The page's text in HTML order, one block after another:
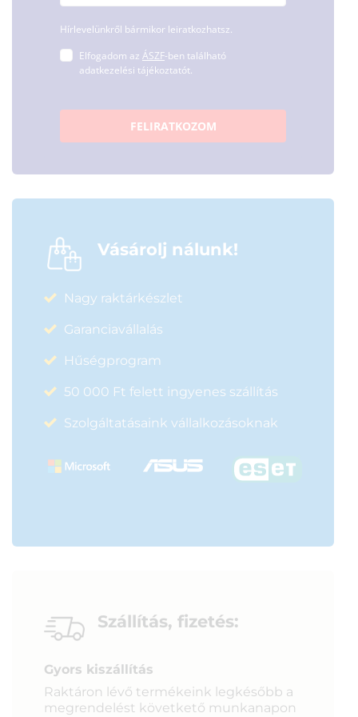
Hírlevelünkről bármikor leiratkozhatsz.
Elfogadom az ÁSZF-ben található
adatkezelési tájékoztatót.
FELIRATKOZOM
Vásárolj nálunk!
Nagy raktárkészlet
Garanciavállalás
Hűségprogram
50 000 Ft felett ingyenes szállítás
Szolgáltatásaink vállalkozásoknak
Szállítás, fizetés:
Gyors kiszállítás
Raktáron lévő termékeink legkésőbb a
megrendelést követkető munkanapon